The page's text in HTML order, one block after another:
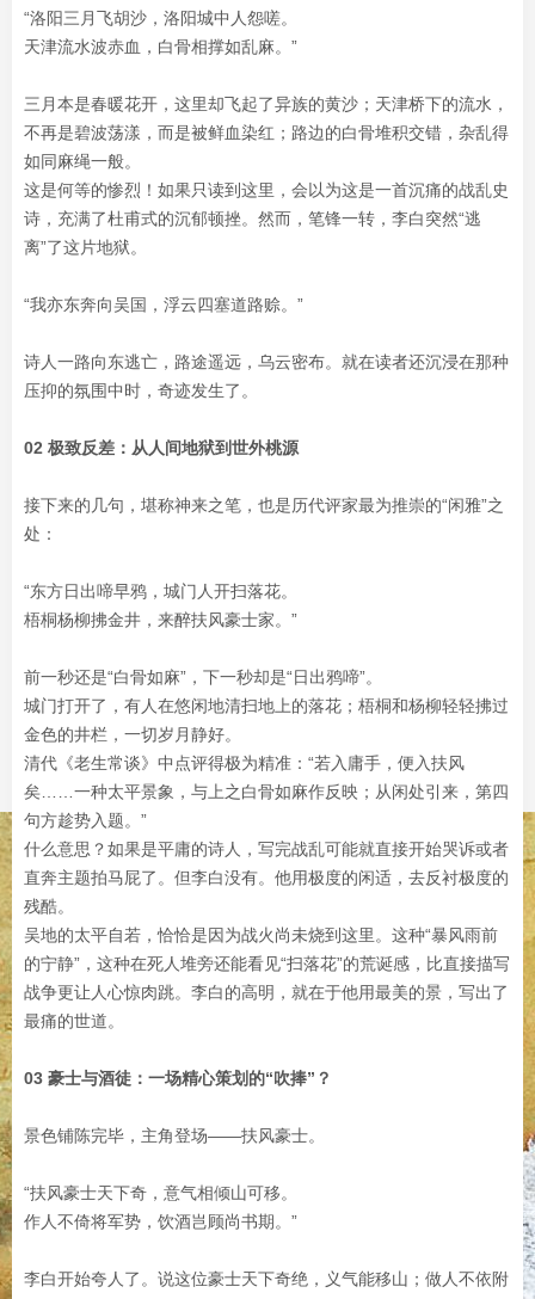
“洛阳三月飞胡沙，洛阳城中人怨嗟。
天津流水波赤血，白骨相撑如乱麻。”
三月本是春暖花开，这里却飞起了异族的黄沙；天津桥下的流水，
不再是碧波荡漾，而是被鲜血染红；路边的白骨堆积交错，杂乱得
如同麻绳一般。
这是何等的惨烈！如果只读到这里，会以为这是一首沉痛的战乱史
诗，充满了杜甫式的沉郁顿挫。然而，笔锋一转，李白突然“逃
离”了这片地狱。
“我亦东奔向吴国，浮云四塞道路赊。”
诗人一路向东逃亡，路途遥远，乌云密布。就在读者还沉浸在那种
压抑的氛围中时，奇迹发生了。
02 极致反差：从人间地狱到世外桃源
接下来的几句，堪称神来之笔，也是历代评家最为推崇的“闲雅”之
处：
“东方日出啼早鸦，城门人开扫落花。
梧桐杨柳拂金井，来醉扶风豪士家。”
前一秒还是“白骨如麻”，下一秒却是“日出鸦啼”。
城门打开了，有人在悠闲地清扫地上的落花；梧桐和杨柳轻轻拂过
金色的井栏，一切岁月静好。
清代《老生常谈》中点评得极为精准：“若入庸手，便入扶风
矣……一种太平景象，与上之白骨如麻作反映；从闲处引来，第四
句方趁势入题。”
什么意思？如果是平庸的诗人，写完战乱可能就直接开始哭诉或者
直奔主题拍马屁了。但李白没有。他用极度的闲适，去反衬极度的
残酷。
吴地的太平自若，恰恰是因为战火尚未烧到这里。这种“暴风雨前
的宁静”，这种在死人堆旁还能看见“扫落花”的荒诞感，比直接描写
战争更让人心惊肉跳。李白的高明，就在于他用最美的景，写出了
最痛的世道。
03 豪士与酒徒：一场精心策划的“吹捧”？
景色铺陈完毕，主角登场——扶风豪士。
“扶风豪士天下奇，意气相倾山可移。
作人不倚将军势，饮酒岂顾尚书期。”
李白开始夸人了。说这位豪士天下奇绝，义气能移山；做人不依附